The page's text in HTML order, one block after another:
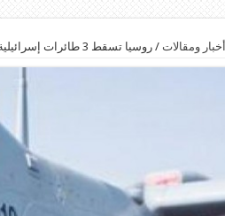
أخبار ومقالات / روسيا تسقط 3 طائرات إسرائيلية فوق سوريا